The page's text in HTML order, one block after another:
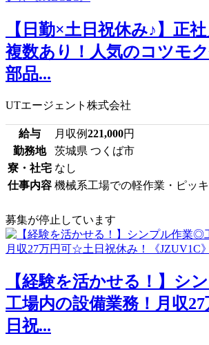
【日勤×土日祝休み♪】正
複数あり！人気のコツモ
部品...
UTエージェント株式会社
給与 月収例221,000円
勤務地
茨城県 つくば市
寮・社宅 なし
仕事内容 機械系工場での軽作業・ピッ
募集が停止しています
【経験を活かせる！】シ
工場内の設備業務！月収
日祝...